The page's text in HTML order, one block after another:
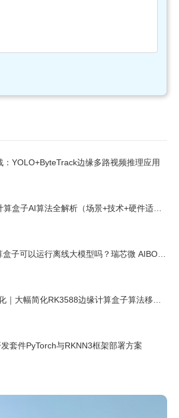
：YOLO+ByteTrack边缘多路视频推理应用
算盒子AI算法全解析（场景+技术+硬件适
子可以运行离线大模型吗？瑞芯微 AIBOX
｜大幅简化RK3588边缘计算盒子算法移植
套件PyTorch与RKNN3框架部署方案